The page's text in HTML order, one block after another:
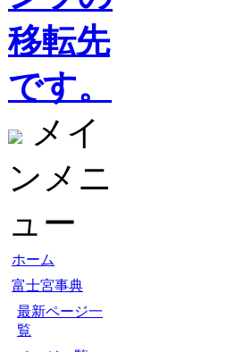
移転先
です。
メイ
ンメニ
ュー
ホーム
富士宮事典
最新ページ一
覧